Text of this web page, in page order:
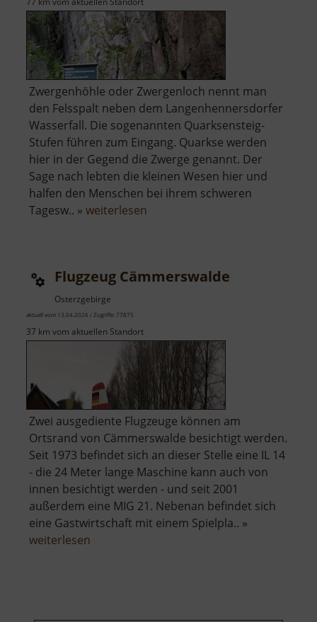
Zwergenhöhle oder Zwergenloch nennt man
den Felsspalt neben dem Langenhennersdorfer
Wasserfall. Die sogenannten Quarksensteig-
Stufen führen zum Eingang. Quarkse werden
hier in der Gegend die Zwerge genannt. Der
Sage nach lebten die kleinen Wesen hier und
halfen den Menschen bei ihrem schweren
Tagesw.. » weiterlesen
Flugzeug Cämmerswalde
Osterzgebirge
aktuell vom 13.04.2026 / Zugriffe: 77875
37 km vom aktuellen Standort
Zwei ausgediente Flugzeuge können am
Ortsrand von Cämmerswalde besichtigt werden.
Seit 1973 befindet sich an dieser Stelle eine IL 14
- die 24 Meter lange Maschine kann auch von
innen besichtigt werden - und seit 2001
außerdem eine MIG 21. Nebenan befindet sich
eine Gastwirtschaft mit einem Spielpla.. »
weiterlesen